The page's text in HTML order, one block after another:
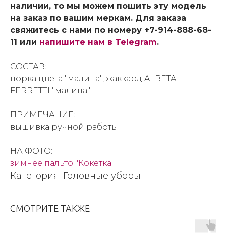
наличии, то мы можем пошить эту модель
на заказ по вашим меркам. Для заказа
свяжитесь с нами по номеру +7-914-888-68-
11 или напишите нам в Telegram.
СОСТАВ:
норка цвета "малина", жаккард ALBETA
FERRETTI "малина"
ПРИМЕЧАНИЕ:
вышивка ручной работы
НА ФОТО:
зимнее пальто "Кокетка"
Категория: Головные уборы
СМОТРИТЕ ТАКЖЕ